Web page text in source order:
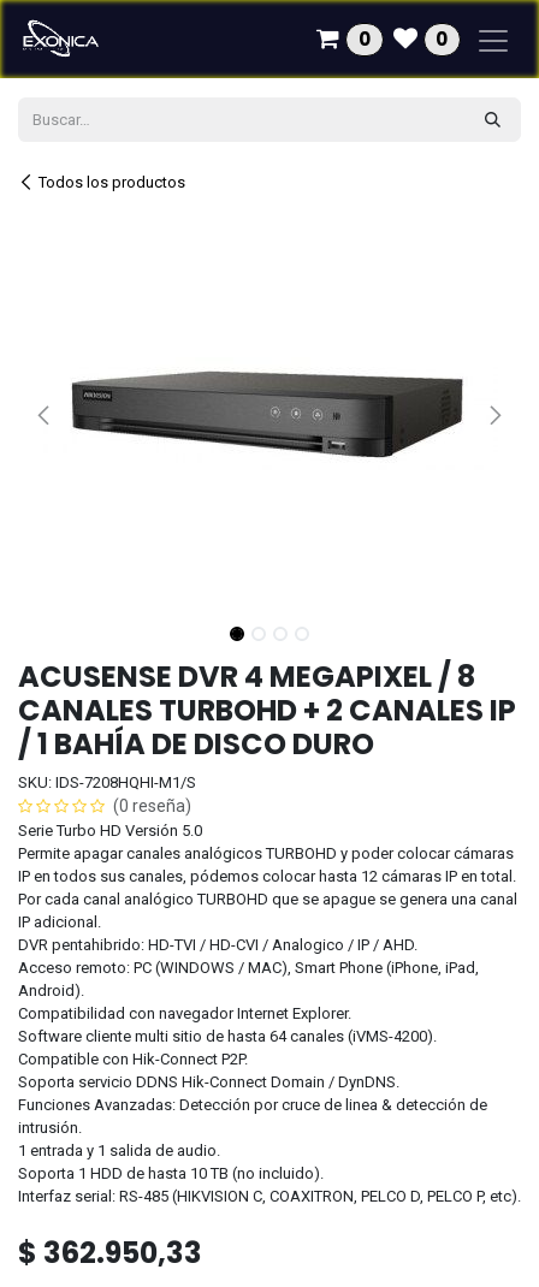
Ir al contenido
0 0
Todos los productos
ACUSENSE DVR 4 MEGAPIXEL / 8
CANALES TURBOHD + 2 CANALES IP
/ 1 BAHÍA DE DISCO DURO
SKU: IDS-7208HQHI-M1/S
(0 reseña)
Serie Turbo HD Versión 5.0
Permite apagar canales analógicos TURBOHD y poder colocar cámaras
IP en todos sus canales, pódemos colocar hasta 12 cámaras IP en total.
Por cada canal analógico TURBOHD que se apague se genera una canal
IP adicional.
DVR pentahibrido: HD-TVI / HD-CVI / Analogico / IP / AHD.
Acceso remoto: PC (WINDOWS / MAC), Smart Phone (iPhone, iPad,
Android).
Compatibilidad con navegador Internet Explorer.
Software cliente multi sitio de hasta 64 canales (iVMS-4200).
Compatible con Hik-Connect P2P.
Soporta servicio DDNS Hik-Connect Domain / DynDNS.
Funciones Avanzadas: Detección por cruce de linea & detección de
intrusión.
1 entrada y 1 salida de audio.
Soporta 1 HDD de hasta 10 TB (no incluido).
Interfaz serial: RS-485 (HIKVISION C, COAXITRON, PELCO D, PELCO P, etc).
$ 362.950,33